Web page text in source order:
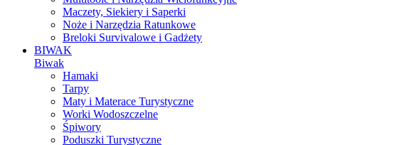
Maczety, Siekiery i Saperki
Noże i Narzędzia Ratunkowe
Breloki Survivalowe i Gadżety
BIWAK
Biwak
Hamaki
Tarpy
Maty i Materace Turystyczne
Worki Wodoszczelne
Śpiwory
Poduszki Turystyczne